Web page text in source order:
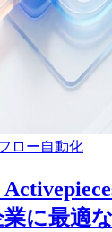
ロー自動化
に最適